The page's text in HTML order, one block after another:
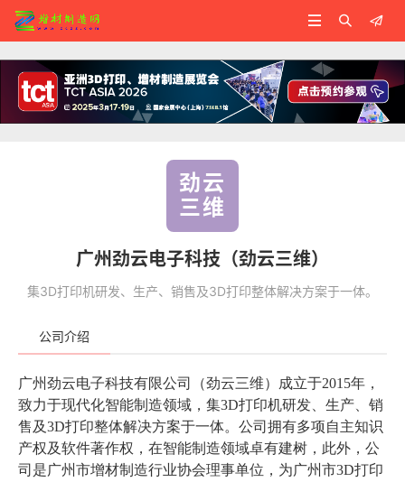



劲云
三维
广州劲云电子科技（劲云三维）
集3D打印机研发、生产、销售及3D打印整体解决方案于一体。
公司介绍
广州劲云电子科技有限公司（劲云三维）成立于2015年，
致力于现代化智能制造领域，集3D打印机研发、生产、销
售及3D打印整体解决方案于一体。公司拥有多项自主知识
产权及软件著作权，在智能制造领域卓有建树，此外，公
司是广州市增材制造行业协会理事单位，为广州市3D打印